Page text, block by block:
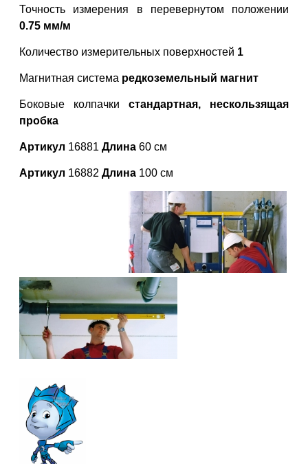
Точность измерения в перевернутом положении
0.75 мм/м
Количество измерительных поверхностей 1
Магнитная система редкоземельный магнит
Боковые колпачки стандартная, нескользящая
пробка
Артикул 16881 Длина 60 см
Артикул 16882 Длина 100 см